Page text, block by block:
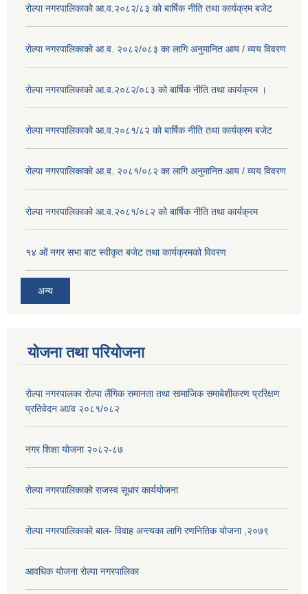
रोल्पा नगरपालिकाको आ.व.२०८२/८३ को बार्षिक नीति तथा कार्यक्रम बजेट
रोल्पा नगरपालिकाको आ.व. २०८२/०८३ का लागि अनुमानित आय / व्यय विवरण
रोल्पा नगरपालिकाको आ.व.२०८२/०८३ को बार्षिक नीति तथा कार्यक्रम ।
रोल्पा नगरपालिकाको आ.व.२०८१/८२ को बार्षिक नीति तथा कार्यक्रम बजेट
रोल्पा नगरपालिकाको आ.व. २०८१/०८२ का लागि अनुमानित आय / व्यय विवरण
रोल्पा नगरपालिकाको आ.व.२०८१/०८२ को बार्षिक नीति तथा कार्यक्रम
१४ ओं नगर सभा बाट स्वीकृत बजेट तथा कार्यक्रमको विवरण
अन्य
योजना तथा परियोजना
रोल्पा नगरपालका रोल्पा लैंगिक समानता तथा सामाजिक समाबेशीकरण प्ररिक्षण
प्रतिवेदन आ/व २०८१/०८२
नगर शिक्षा योजना २०८२-८७
रोल्पा नगरपालिकाको राजस्व सूधार कार्ययोजना
रोल्पा नगरपालिकाको बाल- विवाह अन्त्यका लागि रणनितिक योजना ,२०७९
आवधिक योजना रोल्पा नगरपालिका